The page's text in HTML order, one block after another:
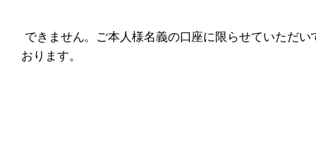
できません。ご本人様名義の口座に限らせていただい
おります。